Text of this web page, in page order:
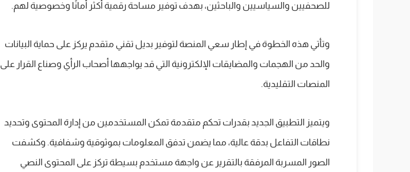
للصحفيين والسياسيين والباحثين، بهدف توفير مساحة رقمية أكثر أمانًا وخصوصية لهم.
وتأتي هذه الخطوة في إطار سعي المنصة لتوفير بديل تقني متقدم يركز على حماية البيانات
والحد من الهجمات والمضايقات الإلكترونية التي قد يواجهها أصحاب الرأي وصناع القرار على
المنصات التقليدية.
ويتميز التطبيق الجديد بقدرات تحكم متقدمة تمكن المستخدمين من إدارة المحتوى وتحديد
نطاقات التفاعل بدقة عالية، مما يضمن تدفق المعلومات بموثوقية وشفافية. وكشفت
الصور المسربة المرفقة بالتقرير عن واجهة مستخدم بسيطة تركز على المحتوى النصي